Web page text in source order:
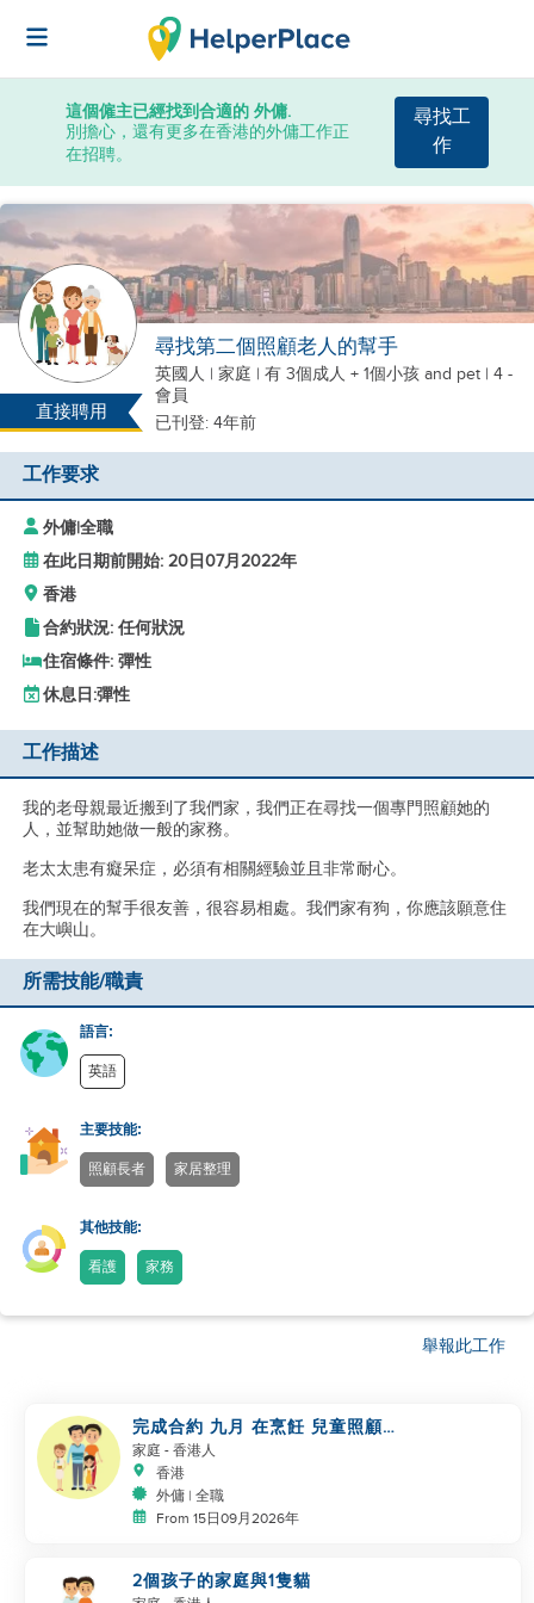
這個僱主已經找到合適的 外傭.
別擔心，還有更多在香港的外傭工作正
在招聘。
尋找工
作
直接聘用
尋找第二個照顧老人的幫手
英國人 | 家庭 | 有 3個成人 + 1個小孩 and pet | 4 -
會員
已刊登: 4年前
工作要求
外傭|全職
在此日期前開始: 20日07月2022年
香港
合約狀況: 任何狀況
住宿條件: 彈性
休息日:彈性
工作描述
我的老母親最近搬到了我們家，我們正在尋找一個專門照顧她的
人，並幫助她做一般的家務。
老太太患有癡呆症，必須有相關經驗並且非常耐心。
我們現在的幫手很友善，很容易相處。我們家有狗，你應該願意住
在大嶼山。
所需技能/職責
語言:
英語
主要技能:
照顧長者 家居整理
其他技能:
看護 家務
舉報此工作
完成合約 九月 在烹飪 兒童照顧方
面表現良好
家庭 - 香港人
香港
外傭 | 全職
From 15日09月2026年
2個孩子的家庭與1隻貓